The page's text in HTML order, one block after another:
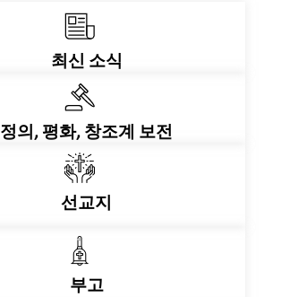
최신 소식
정의, 평화, 창조계 보전
선교지
부고